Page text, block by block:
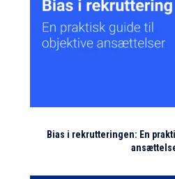
Bias i rekrutteringen: En